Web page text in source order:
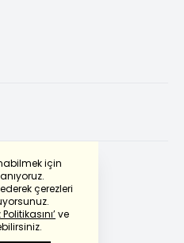
için
çerezleri
Politikasını’ve